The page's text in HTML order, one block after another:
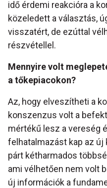
idő érdemi reakcióra a
közeledett a választás,
visszatért, de ezúttal
részvétellel.
Mennyire volt
a tőkepiacokon?
Az, hogy elveszítheti a
konszenzus volt a
mértékű lesz a vereség
felhatalmazást kap az új
párt kétharmados
ami vélhetően nem volt
új információk a